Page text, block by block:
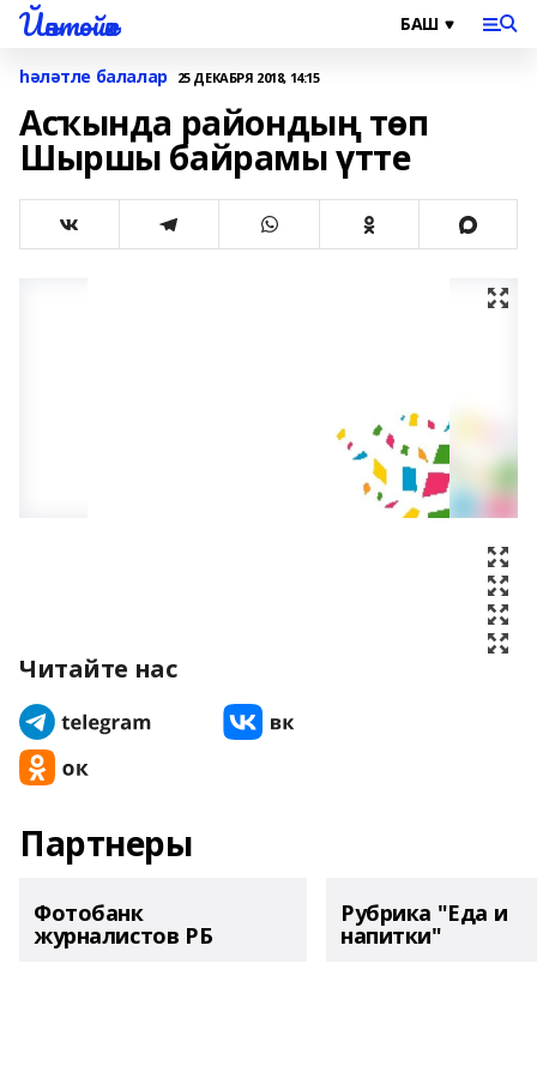
Йәнтөйәк
һәләтле балалар 25 ДЕКАБРЯ 2018, 14:15
Асҡында райондың төп
Шыршы байрамы үтте
Читайте нас
Партнеры
Фотобанк
журналистов РБ
Рубрика "Еда и
напитки"